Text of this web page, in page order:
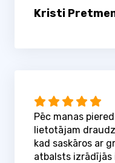
Kristi
Pēc manas
lietotājam
kad saskāros ar
atbalsts